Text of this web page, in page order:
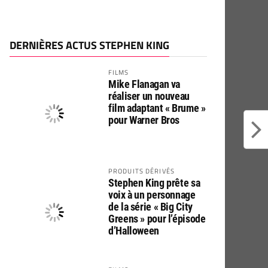
DERNIÈRES ACTUS STEPHEN KING
FILMS
Mike Flanagan va
réaliser un nouveau
film adaptant « Brume »
pour Warner Bros
PRODUITS DÉRIVÉS
Stephen King prête sa
voix à un personnage
de la série « Big City
Greens » pour l’épisode
d’Halloween